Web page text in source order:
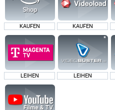
KAUFEN KAUFEN
LEIHEN LEIHEN